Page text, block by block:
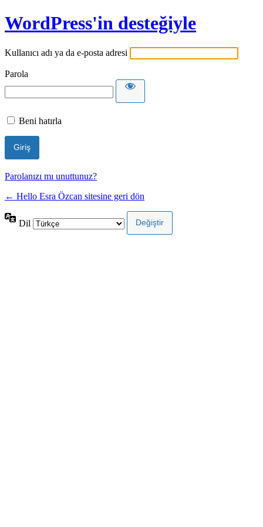
WordPress'in desteğiyle
Kullanıcı adı ya da e-posta adresi
Parola
Beni hatırla
Parolanızı mı unuttunuz?
← Hello Esra Özcan sitesine geri dön
Dil